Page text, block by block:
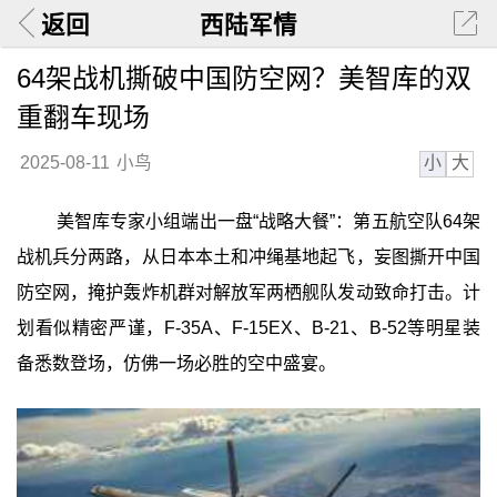
返回 西陆军情
64架战机撕破中国防空网？美智库的双
重翻车现场
2025-08-11 小鸟 小 大
美智库专家小组端出一盘“战略大餐”：第五航空队64架
战机兵分两路，从日本本土和冲绳基地起飞，妄图撕开中国
防空网，掩护轰炸机群对解放军两栖舰队发动致命打击。计
划看似精密严谨，F-35A、F-15EX、B-21、B-52等明星装
备悉数登场，仿佛一场必胜的空中盛宴。